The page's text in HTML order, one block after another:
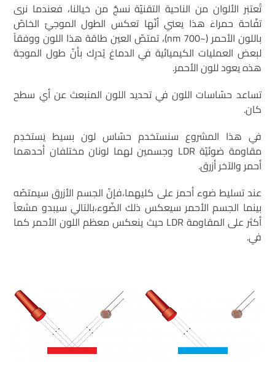
تُعتبَر الألوان من الناحية التقنيّة نسجٌ من خيالنا، فعندما نرى
تفّاحة حمراءَ هذا يعني أنّها تعكس الطول الموجيّ الخاصّ
باللون الأحمر (~700 nm)، تمتصّ العين طاقة هذا اللون ووفقاً
لبعض العمليات الكيميائية في الدماغ يُدرِك بأنّ طول الموجة
هذه يعود للون الأحمر.
تساعد حسّاسات اللون في تحديد اللون المنبعث عن أي سطح
كان.
في هذا المشروع سنستخدم حسّاس لون بسيط يَستخدِم
مقاومة ضوئيّة LDR وجسمين لهما لونان مختلفان أحدهما
أحمر والآخر أزرق.
عند تسليط ضوء أحمرَ على كليهما،فإنّ الجسم الأزرق سيمتصّه
بينما الجسم الأحمر سيعكس ذلك الضّوء،بالتالي سيبدو مشعاً
أكثر على المقاومة LDR حيث ينعكس معظم اللون الأحمر كما
في.